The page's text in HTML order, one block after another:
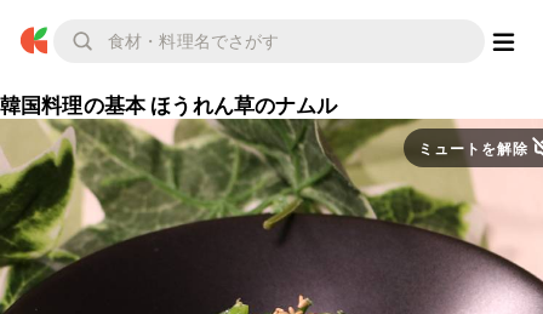
韓国料理の基本 ほうれん草のナムル
ミュートを解除